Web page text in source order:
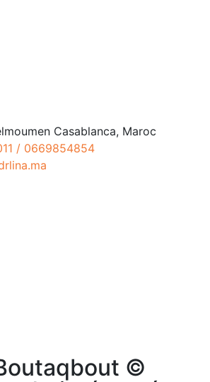
Casablanca, Maroc
/ 0669854854
©